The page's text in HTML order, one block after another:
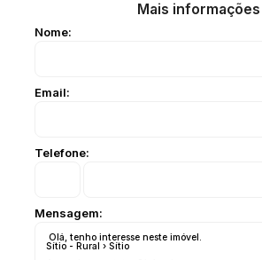
Mais informações
Nome:
Email:
Telefone:
Mensagem: